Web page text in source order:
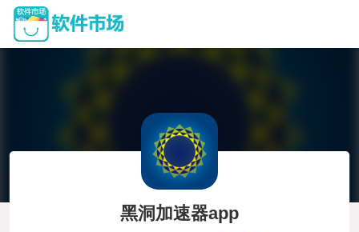
黑洞加速器app